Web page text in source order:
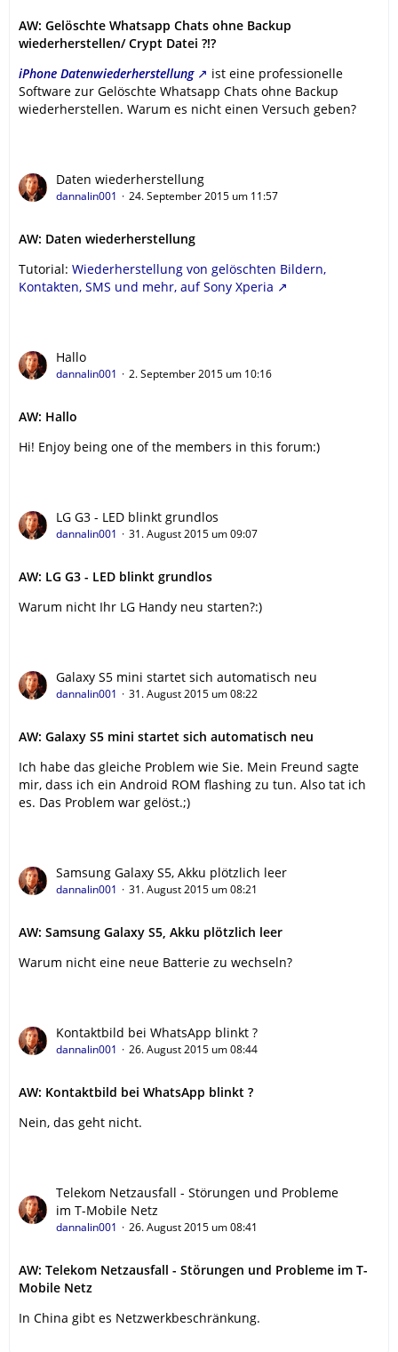
AW: Gelöschte Whatsapp Chats ohne Backup
wiederherstellen/ Crypt Datei ?!?
iPhone Datenwiederherstellung
ist eine professionelle
Software zur Gelöschte Whatsapp Chats ohne Backup
wiederherstellen. Warum es nicht einen Versuch geben?
Daten wiederherstellung
dannalin001 24. September 2015 um 11:57
AW: Daten wiederherstellung
Tutorial: Wiederherstellung von gelöschten Bildern,
Kontakten, SMS und mehr, auf Sony Xperia
Hallo
dannalin001 2. September 2015 um 10:16
AW: Hallo
Hi! Enjoy being one of the members in this forum:)
LG G3 - LED blinkt grundlos
dannalin001 31. August 2015 um 09:07
AW: LG G3 - LED blinkt grundlos
Warum nicht Ihr LG Handy neu starten?:)
Galaxy S5 mini startet sich automatisch neu
dannalin001 31. August 2015 um 08:22
AW: Galaxy S5 mini startet sich automatisch neu
Ich habe das gleiche Problem wie Sie. Mein Freund sagte
mir, dass ich ein Android ROM flashing zu tun. Also tat ich
es. Das Problem war gelöst.;)
Samsung Galaxy S5, Akku plötzlich leer
dannalin001 31. August 2015 um 08:21
AW: Samsung Galaxy S5, Akku plötzlich leer
Warum nicht eine neue Batterie zu wechseln?
Kontaktbild bei WhatsApp blinkt ?
dannalin001 26. August 2015 um 08:44
AW: Kontaktbild bei WhatsApp blinkt ?
Nein, das geht nicht.
Telekom Netzausfall - Störungen und Probleme
im T-Mobile Netz
dannalin001 26. August 2015 um 08:41
AW: Telekom Netzausfall - Störungen und Probleme im T-
Mobile Netz
In China gibt es Netzwerkbeschränkung.